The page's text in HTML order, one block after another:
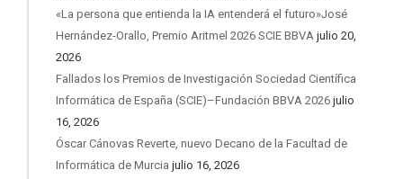
«La persona que entienda la IA entenderá el futuro»José
Hernández-Orallo, Premio Aritmel 2026 SCIE BBVA julio 20,
2026
Fallados los Premios de Investigación Sociedad Científica
Informática de España (SCIE)–Fundación BBVA 2026 julio
16, 2026
Óscar Cánovas Reverte, nuevo Decano de la Facultad de
Informática de Murcia julio 16, 2026